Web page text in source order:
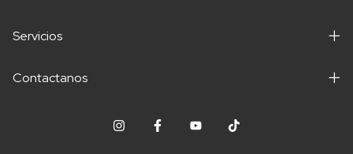
Servicios
Contactanos